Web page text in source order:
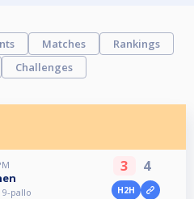
Matches
Rankings
Challenges
pallo
3 4
H2H